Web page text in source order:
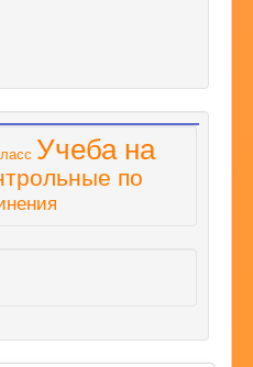
Учеба на
по